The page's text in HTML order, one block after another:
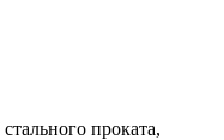
проката,